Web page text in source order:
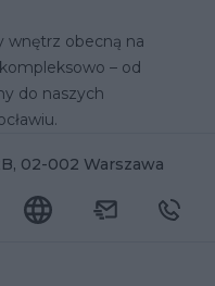
wnętrz obecną na
– od
do naszych
02-002 Warszawa